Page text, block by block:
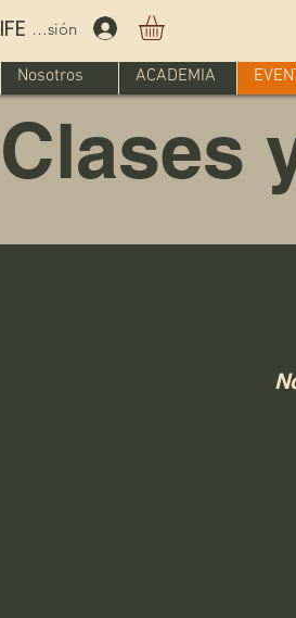
Nosotros ACADEMIA
sesión
Clases